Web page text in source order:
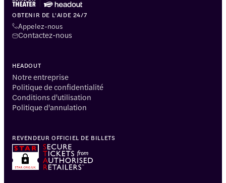
OBTENIR DE L'AIDE 24/7
Appelez-nous
Contactez-nous
HEADOUT
Notre entreprise
Politique de confidentialité
Conditions d'utilisation
Politique d'annulation
REVENDEUR OFFICIEL DE BILLETS